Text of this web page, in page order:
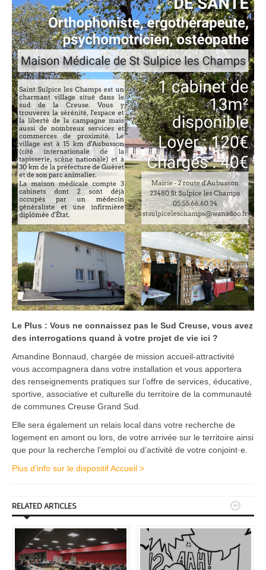
Le Plus : Vous ne connaissez pas le Sud Creuse, vous avez
des interrogations quand à votre projet de vie ici ?
Amandine Bonnaud, chargée de mission accueil-attractivité
vous accompagnera dans votre installation et vous apportera
des renseignements pratiques sur l’offre de services, éducative,
sportive, associative et culturelle du territoire de la communauté
de communes Creuse Grand Sud.
Elle sera également un relais local dans votre recherche de
logement en amont ou lors, de votre arrivée sur le territoire ainsi
que pour la recherche l’emploi ou d’activité de votre conjoint·e.
Plus d’info sur le dispositif Accueil >
RELATED ARTICLES 